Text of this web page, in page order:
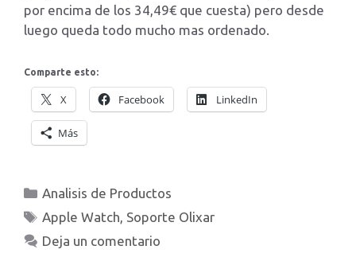
por encima de los 34,49€ que cuesta) pero desde
luego queda todo mucho mas ordenado.
Comparte esto:
X Facebook LinkedIn
Más
Categorías
Analisis de Productos
Etiquetas
Apple Watch Soporte Olixar
Deja un comentario